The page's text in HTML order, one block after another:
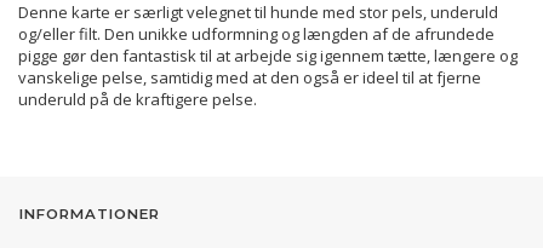
Denne karte er særligt velegnet til hunde med stor pels, underuld
og/eller filt. Den unikke udformning og længden af de afrundede
pigge gør den fantastisk til at arbejde sig igennem tætte, længere og
vanskelige pelse, samtidig med at den også er ideel til at fjerne
underuld på de kraftigere pelse.
INFORMATIONER